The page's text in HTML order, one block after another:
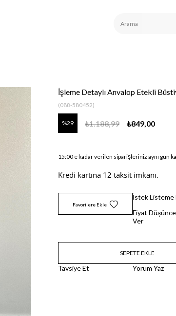
İşleme Detaylı Anvalop Etekli
(088-580452)
29 ₺1.188,99 ₺849,00
15:00 e kadar verilen siparişleriniz aynı gün
Kredi kartına 12 taksit imkanı.
Favorilere Ekle
İstek Listeme
Fiyat
Ver
Tavsiye Et Yorum Yaz